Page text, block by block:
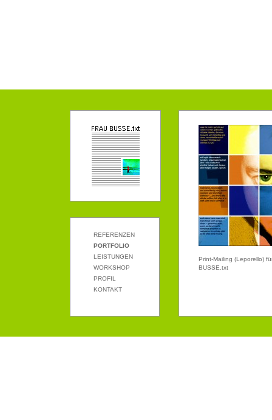
Print-Mailing (Leporello)
BUSSE.txt
REFERENZEN
PORTFOLIO
LEISTUNGEN
WORKSHOP
PROFIL
KONTAKT